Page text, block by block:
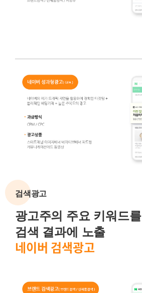
검색광고
광고주의 주요 키워드를
검색 결과에 노출
네이버 검색광고